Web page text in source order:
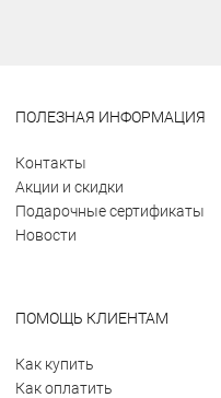
ПОЛЕЗНАЯ ИНФОРМАЦИЯ
Контакты
Акции и скидки
Подарочные сертификаты
Новости
ПОМОЩЬ КЛИЕНТАМ
Как купить
Как оплатить